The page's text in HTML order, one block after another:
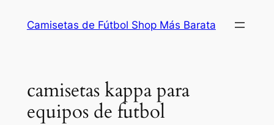
Camisetas de Fútbol Shop Más Barata
camisetas kappa para
equipos de futbol